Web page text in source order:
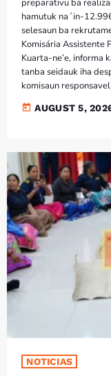
preparativu ba
hamutuk na´in-
selesaun ba
Komisária Assistente
Kuarta-ne’e, informa
tanba seidauk iha
komisaun
today AUGUST 5,
NOTICIAS